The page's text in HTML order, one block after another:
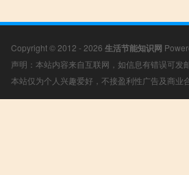
Copyright © 2012 - 2026 生活节能知识网
声明：本站内容来自互联网，如信息有错误可
本站仅为个人兴趣爱好，不接盈利性广告及商业